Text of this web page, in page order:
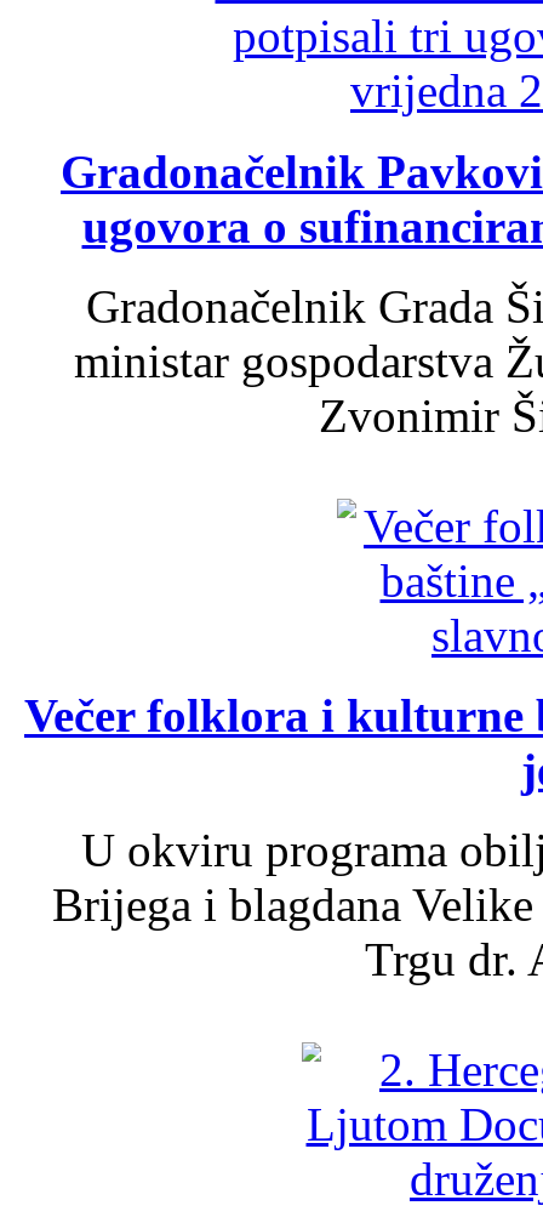
Gradonačelnik
ugovora o
Gradonačelnik Grada
ministar gospodarstva
Zvonimir
Večer folklora i kulturne
U okviru programa
Brijega i blagdana
Trgu dr.